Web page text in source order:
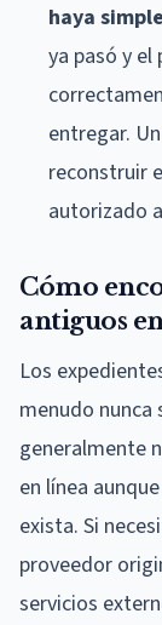
haya
ya pasó y
entregar.
reconstruir
autorizado
Cómo
antiguos
Los
menudo
generalmente
en línea
exista. Si
proveedor
servicios